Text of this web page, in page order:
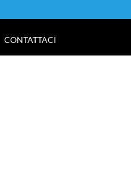
CONTATTACI